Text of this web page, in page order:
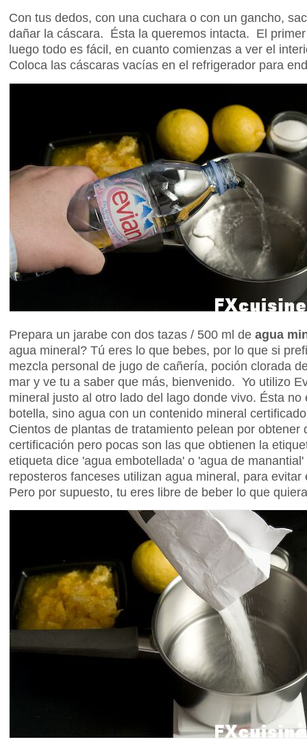
Con tus dedos, con una cuchara o con un gancho,
dañar la cáscara. Ésta la queremos intacta. El
luego todo es fácil, en cuanto comienzas a ver el
Coloca las cáscaras vacías en el refrigerador para
Prepara un jarabe con dos tazas / 500 ml de agua
agua mineral? Tú eres lo que bebes, por lo que si
mezcla personal de jugo de cañería, poción clorada
mar y ve tu a saber que más, bienvenido. Yo utilizo
mineral justo al otro lado del lago donde vivo. Ésta
botella, sino agua con un contenido mineral
Cientos de plantas de tratamiento pelean por obtener
certificación pero pocas son las que obtienen la
etiqueta dice 'agua embotellada' o 'agua de
reposteros fanceses utilizan agua mineral, para
Pero por supuesto, tu eres libre de beber lo que